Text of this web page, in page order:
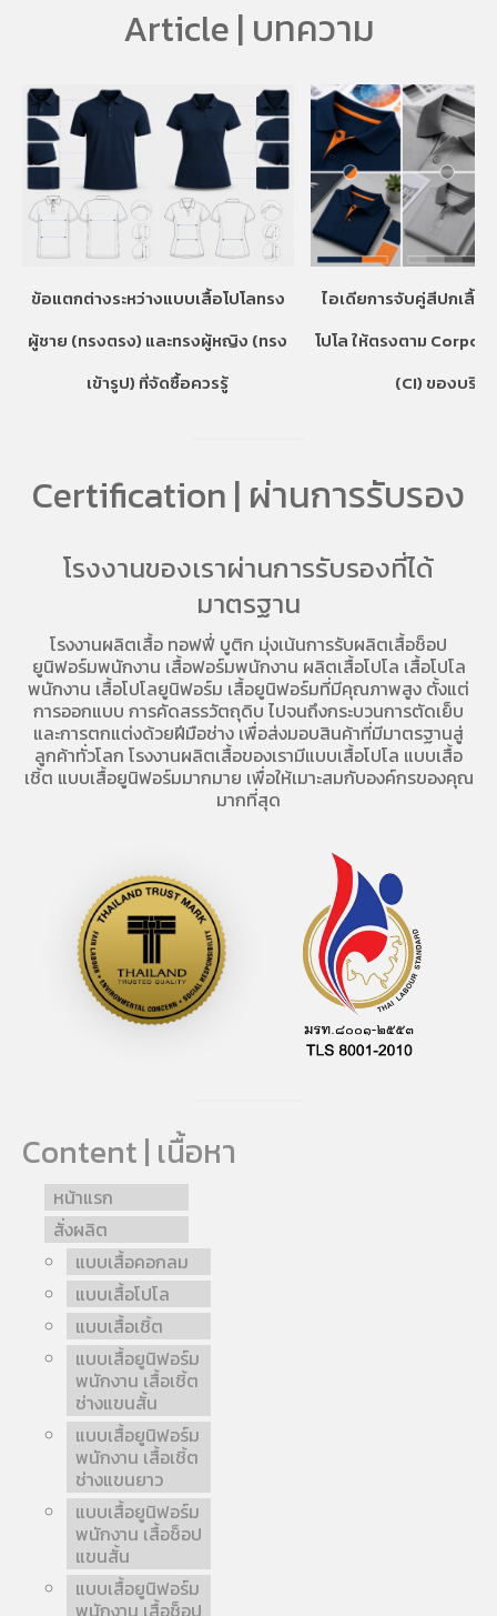
Article | บทความ
ข้อแตกต่างระหว่างแบบเสื้อโปโลทรง
ผู้ชาย (ทรงตรง) และทรงผู้หญิง (ทรง
เข้ารูป) ที่จัดซื้อควรรู้
ไอเดียการจับคู่สีปกเสื้อ
โปโล ให้ตรงตาม
(CI) ของบริษัท
Certification | ผ่านการรับรอง
โรงงานของเราผ่านการรับรองที่ได้
มาตรฐาน
โรงงานผลิตเสื้อ ทอฟฟี่ บูติก มุ่งเน้นการรับผลิตเสื้อช็อป
ยูนิฟอร์มพนักงาน เสื้อฟอร์มพนักงาน ผลิตเสื้อโปโล เสื้อโปโล
พนักงาน เสื้อโปโลยูนิฟอร์ม เสื้อยูนิฟอร์มที่มีคุณภาพสูง ตั้งแต่
การออกแบบ การคัดสรรวัตถุดิบ ไปจนถึงกระบวนการตัดเย็บ
และการตกแต่งด้วยฝีมือช่าง เพื่อส่งมอบสินค้าที่มีมาตรฐานสู่
ลูกค้าทั่วโลก โรงงานผลิตเสื้อของเรามีแบบเสื้อโปโล แบบเสื้อ
เชิ้ต แบบเสื้อยูนิฟอร์มมากมาย เพื่อให้เมาะสมกับองค์กรของคุณ
มากที่สุด
Content | เนื้อหา
หน้าแรก
สั่งผลิต
แบบเสื้อคอกลม
แบบเสื้อโปโล
แบบเสื้อเชิ้ต
แบบเสื้อยูนิฟอร์ม
พนักงาน เสื้อเชิ้ต
ช่างแขนสั้น
แบบเสื้อยูนิฟอร์ม
พนักงาน เสื้อเชิ้ต
ช่างแขนยาว
แบบเสื้อยูนิฟอร์ม
พนักงาน เสื้อช็อป
แขนสั้น
แบบเสื้อยูนิฟอร์ม
พนักงาน เสื้อช็อป